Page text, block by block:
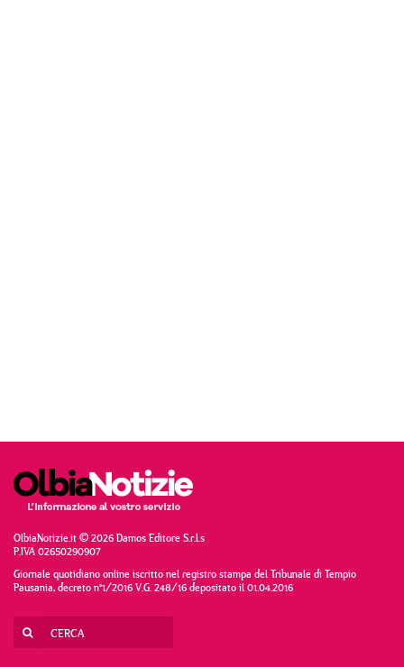
OlbiaNotizie.it © 2026 Damos Editore S.r.l.s
P.IVA 02650290907
Giornale quotidiano online iscritto nel registro stampa del Tribunale di Tempio
Pausania, decreto n°1/2016 V.G. 248/16 depositato il 01.04.2016